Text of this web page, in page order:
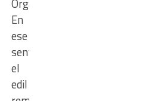
Orgánica.
En
ese
sentido,
el
edil